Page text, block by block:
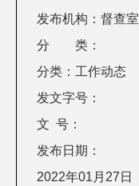
发布机构：督查室
分 类：
分类：工作动态
发文字号：
文 号：
发布日期：
2022年01月27日